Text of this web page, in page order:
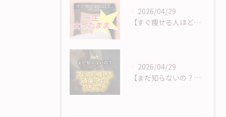
2026/04/29
【すぐ痩せる人ほど痩せない？！】
2026/04/29
【まだ知らないの？！頑張らないダイエット】